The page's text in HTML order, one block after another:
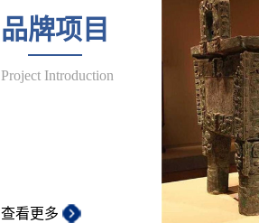
品牌项目
Project Introduction
查看更多